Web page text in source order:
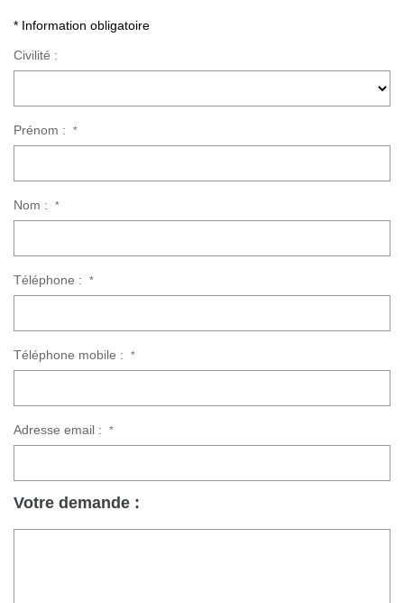
* Information obligatoire
Civilité :
Prénom : *
Nom : *
Téléphone : *
Téléphone mobile : *
Adresse email : *
Votre demande :